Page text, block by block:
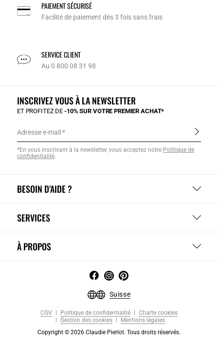
PAIEMENT SÉCURISÉ
Facilité de paiement dès 3 fois sans frais
SERVICE CLIENT
Au 0 800 08 31 98
BESOIN D’AIDE ?
SERVICES
À PROPOS
INSCRIVEZ VOUS À LA NEWSLETTER
ET PROFITEZ DE-10% SUR VOTRE PREMIER ACHAT*
Adresse e-mail
*En vous inscrivant à la newsletter, vous acceptez notre Politique de
confidentialité.
Suisse
CGV Politique de confidentialité
Charte cookies
Gestion des cookies
Mentions légales
Copyright © 2026 Claudie Pierlot. Tous droits réservés.